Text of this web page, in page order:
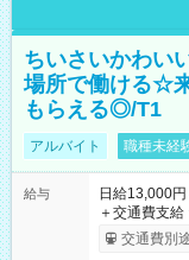
ちいさいかわい
場所で働ける☆
もらえる◎/T1
アルバイト 職種未経
給与
日給13,000円
＋交通費支給 ★交通費全額支給！ ┗案件により規定あり ★日払
いOK！（規
ンビニATMから
交通費別